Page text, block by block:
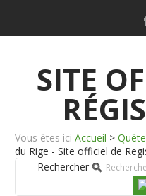
SITE
Vous êtes ici Accueil >
du Rige - Site officiel de
Rechercher